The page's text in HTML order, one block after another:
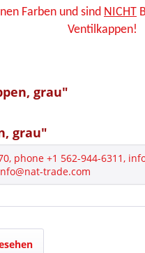
Farben und sind NICHT
Ventilkappen!
grau"
grau"
phone +1 562-944-
trade.com